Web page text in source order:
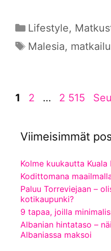
Kategoriat
Lifestyle,
Avainsanat
Malesia, matkailu
Sivu
1 Sivu
2 … Sivu
2 515
Viimeisimmät
Kolme kuukautta Kuala
Kodittomana
Paluu Torreviejaan –
kotikaupunki?
9 tapaa, joilla
Albanian hintataso –
Albaniassa maksoi